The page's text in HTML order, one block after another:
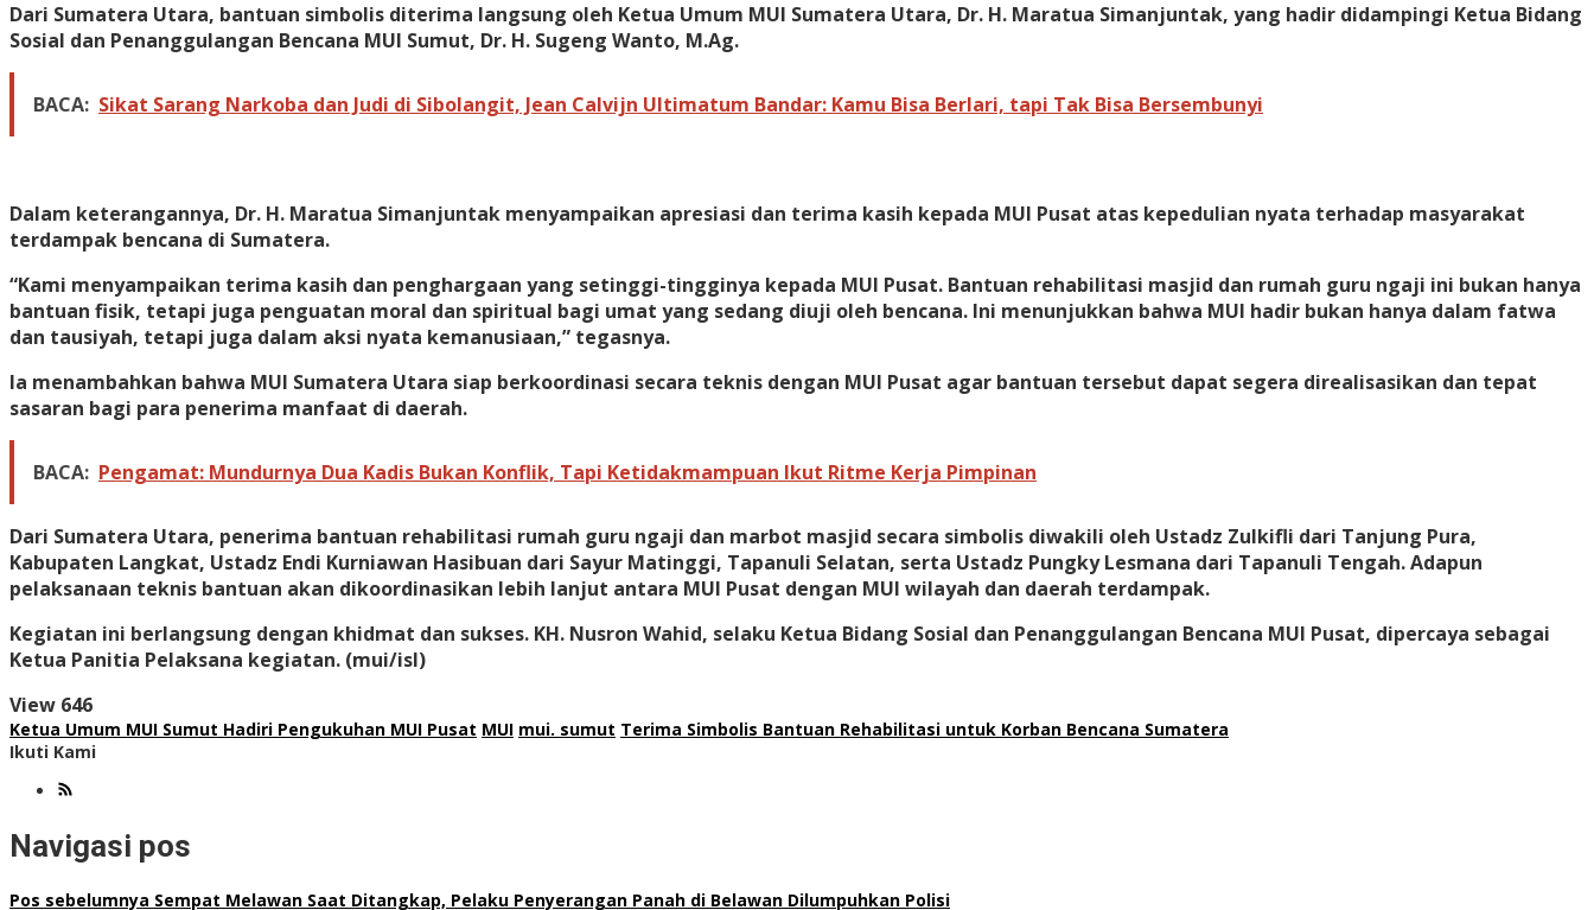
Dari Sumatera Utara, bantuan simbolis diterima langsung oleh Ketua Umum MUI Sumatera Utara, Dr. H. Maratua Simanjuntak, yang hadir didampingi Ketua Bidang
Sosial dan Penanggulangan Bencana MUI Sumut, Dr. H. Sugeng Wanto, M.Ag.
BACA: Sikat Sarang Narkoba dan Judi di Sibolangit, Jean Calvijn Ultimatum Bandar: Kamu Bisa Berlari, tapi Tak Bisa Bersembunyi
Dalam keterangannya, Dr. H. Maratua Simanjuntak menyampaikan apresiasi dan terima kasih kepada MUI Pusat atas kepedulian nyata terhadap masyarakat
terdampak bencana di Sumatera.
“Kami menyampaikan terima kasih dan penghargaan yang setinggi-tingginya kepada MUI Pusat. Bantuan rehabilitasi masjid dan rumah guru ngaji ini bukan hanya
bantuan fisik, tetapi juga penguatan moral dan spiritual bagi umat yang sedang diuji oleh bencana. Ini menunjukkan bahwa MUI hadir bukan hanya dalam fatwa
dan tausiyah, tetapi juga dalam aksi nyata kemanusiaan,” tegasnya.
Ia menambahkan bahwa MUI Sumatera Utara siap berkoordinasi secara teknis dengan MUI Pusat agar bantuan tersebut dapat segera direalisasikan dan tepat
sasaran bagi para penerima manfaat di daerah.
BACA: Pengamat: Mundurnya Dua Kadis Bukan Konflik, Tapi Ketidakmampuan Ikut Ritme Kerja Pimpinan
Dari Sumatera Utara, penerima bantuan rehabilitasi rumah guru ngaji dan marbot masjid secara simbolis diwakili oleh Ustadz Zulkifli dari Tanjung Pura,
Kabupaten Langkat, Ustadz Endi Kurniawan Hasibuan dari Sayur Matinggi, Tapanuli Selatan, serta Ustadz Pungky Lesmana dari Tapanuli Tengah. Adapun
pelaksanaan teknis bantuan akan dikoordinasikan lebih lanjut antara MUI Pusat dengan MUI wilayah dan daerah terdampak.
Kegiatan ini berlangsung dengan khidmat dan sukses. KH. Nusron Wahid, selaku Ketua Bidang Sosial dan Penanggulangan Bencana MUI Pusat, dipercaya sebagai
Ketua Panitia Pelaksana kegiatan. (mui/isl)
View 646
Ketua Umum MUI Sumut Hadiri Pengukuhan MUI Pusat MUI mui. sumut Terima Simbolis Bantuan Rehabilitasi untuk Korban Bencana Sumatera
Ikuti Kami
Navigasi pos
Pos sebelumnya Sempat Melawan Saat Ditangkap, Pelaku Penyerangan Panah di Belawan Dilumpuhkan Polisi